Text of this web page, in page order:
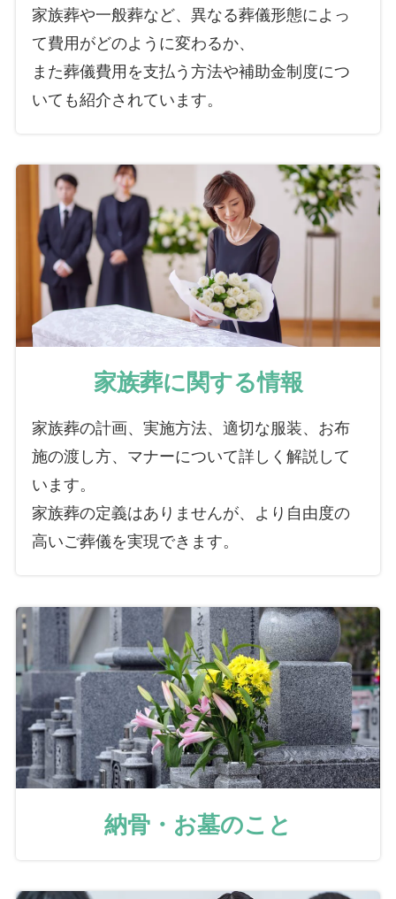
家族葬や一般葬など、異なる葬儀形態によっ
て費用がどのように変わるか、
また葬儀費用を支払う方法や補助金制度につ
いても紹介されています。
家族葬に関する情報
家族葬の計画、実施方法、適切な服装、お布
施の渡し方、マナーについて詳しく解説して
います。
家族葬の定義はありませんが、より自由度の
高いご葬儀を実現できます。
納骨・お墓のこと